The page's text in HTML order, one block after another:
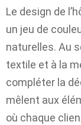
Le design de
un jeu de
naturelles. Au
textile et à la
compléter la
mêlent aux
où chaque